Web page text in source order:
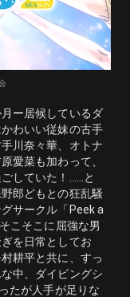
ー居候しているダ
わいい従妹の古手
川奈々華、オトナ
愛菜も加わって、
していた！……と
郎どもとの狂乱騒
サークル「Peek a
こそこに屈強な男
を日常としてお
耕平と共に、すっ
中、ダイビングシ
たが人手が足りな